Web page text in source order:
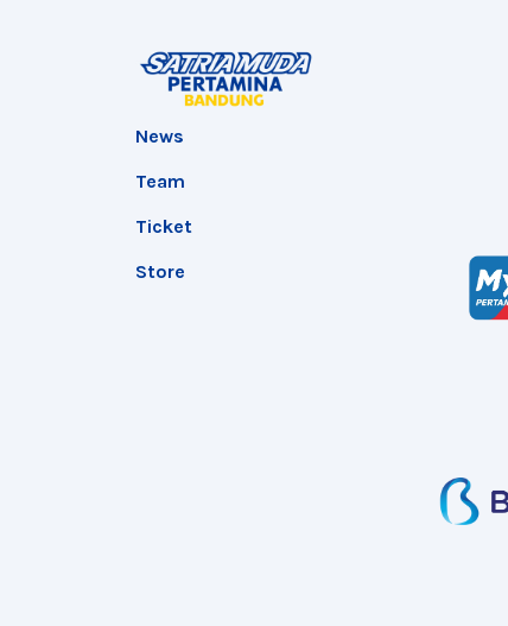
News
Team
Ticket
Store